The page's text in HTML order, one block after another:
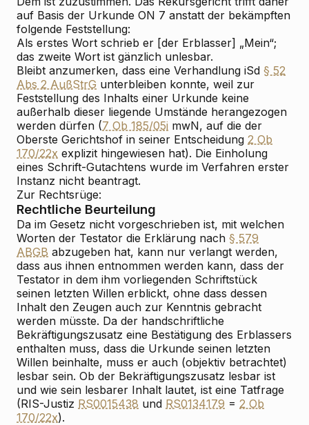
auf Basis der Urkunde ON 7 anstatt der bekämpften
folgende Feststellung:
Als erstes Wort schrieb er [der Erblasser] „Mein“;
das zweite Wort ist gänzlich unlesbar.
Bleibt anzumerken, dass eine Verhandlung iSd § 52
Abs 2 AußStrG unterbleiben konnte, weil zur
Feststellung des Inhalts einer Urkunde keine
außerhalb dieser liegende Umstände herangezogen
werden dürfen (7 Ob 185/05i mwN, auf die der
Oberste Gerichtshof in seiner Entscheidung 2 Ob
170/22x explizit hingewiesen hat). Die Einholung
eines Schrift-Gutachtens wurde im Verfahren erster
Instanz nicht beantragt.
Zur Rechtsrüge:
Rechtliche Beurteilung
Da im Gesetz nicht vorgeschrieben ist, mit welchen
Worten der Testator die Erklärung nach § 579
ABGB abzugeben hat, kann nur verlangt werden,
dass aus ihnen entnommen werden kann, dass der
Testator in dem ihm vorliegenden Schriftstück
seinen letzten Willen erblickt, ohne dass dessen
Inhalt den Zeugen auch zur Kenntnis gebracht
werden müsste. Da der handschriftliche
Bekräftigungszusatz eine Bestätigung des Erblassers
enthalten muss, dass die Urkunde seinen letzten
Willen beinhalte, muss er auch (objektiv betrachtet)
lesbar sein. Ob der Bekräftigungszusatz lesbar ist
und wie sein lesbarer Inhalt lautet, ist eine Tatfrage
(RIS-Justiz RS0015438 und RS0134179 = 2 Ob
170/22x).